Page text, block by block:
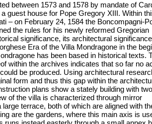
between 1573 and 1578 by mandate of
guest house for Pope Gregory XIII. Within
– on February 24, 1584 the Boncompagni-
the rules for his newly reformed Gregorian
significance, its architectural
Era of the Villa Mondragone in the
has been based in historical texts.
within the archives indicates that so far no
be produced. Using architectural
form and thus this gap within the
plans show a stately building with two
of the villa is characterized through mirror
terrace, both of which are aligned with
are the gardens, where this main axis is